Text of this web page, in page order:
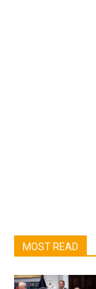
MOST READ